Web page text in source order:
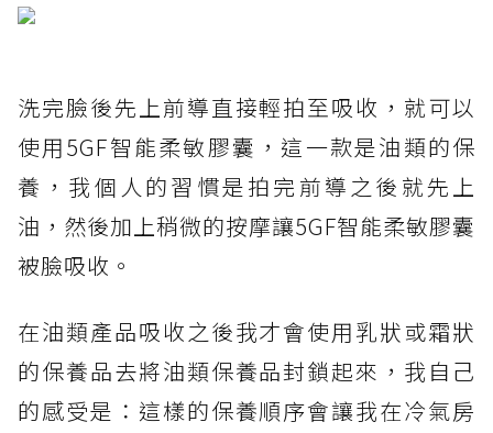
洗完臉後先上前導直接輕拍至吸收，就可以
使用5GF智能柔敏膠囊，這一款是油類的保
養，我個人的習慣是拍完前導之後就先上
油，然後加上稍微的按摩讓5GF智能柔敏膠囊
被臉吸收。
在油類產品吸收之後我才會使用乳狀或霜狀
的保養品去將油類保養品封鎖起來，我自己
的感受是：這樣的保養順序會讓我在冷氣房